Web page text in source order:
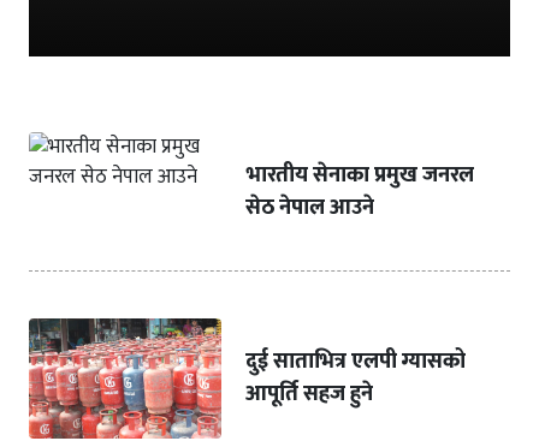
भारतीय सेनाका प्रमुख जनरल
सेठ नेपाल आउने
दुई साताभित्र एलपी ग्यासको
आपूर्ति सहज हुने